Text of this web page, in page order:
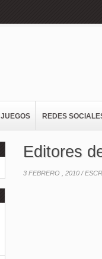
JUEGOS REDES
Editores
3 FEBRERO , 2010 /